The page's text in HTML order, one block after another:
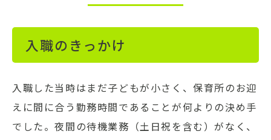
入職のきっかけ
入職した当時はまだ子どもが小さく、保育所のお迎
えに間に合う勤務時間であることが何よりの決め手
でした。夜間の待機業務（土日祝を含む）がなく、